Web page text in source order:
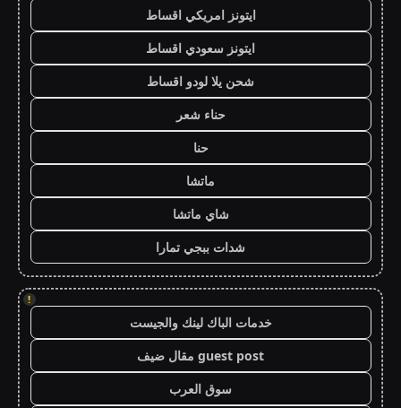
ايتونز امريكي اقساط
ايتونز سعودي اقساط
شحن يلا لودو اقساط
حناء شعر
حنا
ماتشا
شاي ماتشا
شدات ببجي تمارا
!
خدمات الباك لينك والجيست
guest post مقال ضيف
سوق العرب